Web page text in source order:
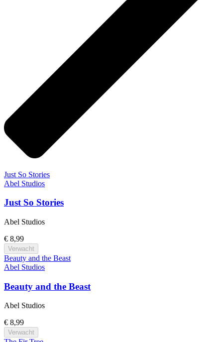
Just So Stories
Abel Studios
Just So Stories
Abel Studios
€ 8,99
Verwacht
Beauty and the Beast
Abel Studios
Beauty and the Beast
Abel Studios
€ 8,99
Verwacht